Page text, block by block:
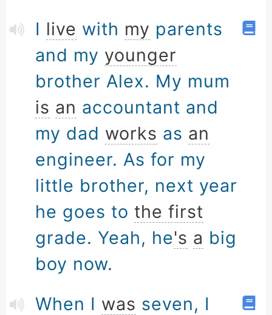
I live with my parents
and my younger
brother Alex. My mum
is an accountant and
my dad works as an
engineer. As for my
little brother, next year
he goes to the first
grade. Yeah, he's a big
boy now.
When I was seven, I